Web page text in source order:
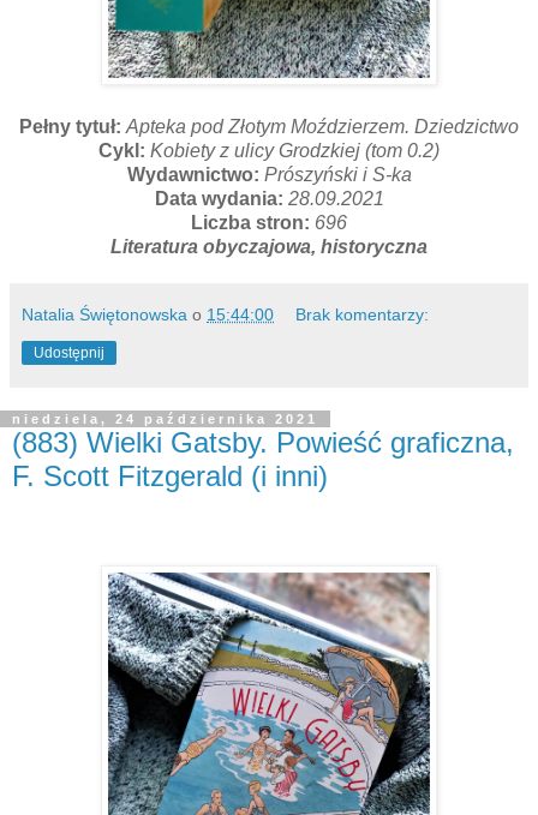
Pełny tytuł: Apteka pod Złotym Moździerzem. Dziedzictwo
Cykl: Kobiety z ulicy Grodzkiej (tom 0.2)
Wydawnictwo: Prószyński i S-ka
Data wydania: 28.09.2021
Liczba stron: 696
Literatura obyczajowa, historyczna
Natalia Świętonowska o 15:44:00 Brak komentarzy:
Udostępnij
niedziela, 24 października 2021
(883) Wielki Gatsby. Powieść graficzna,
F. Scott Fitzgerald (i inni)